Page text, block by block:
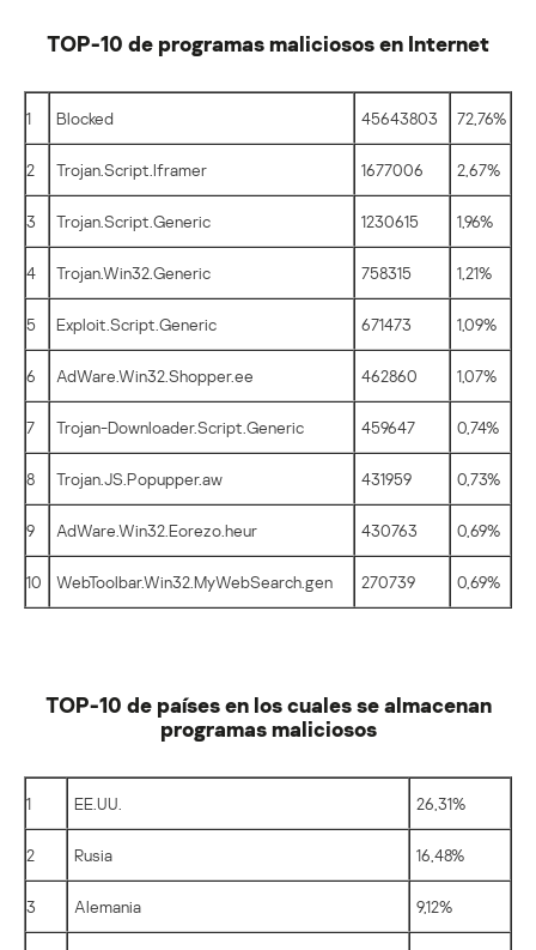
TOP-10 de programas maliciosos en Internet
1 Blocked 45643803 72,76%
2 Trojan.Script.Iframer 1677006 2,67%
3 Trojan.Script.Generic 1230615 1,96%
4 Trojan.Win32.Generic 758315 1,21%
5 Exploit.Script.Generic 671473 1,09%
6 AdWare.Win32.Shopper.ee 462860 1,07%
7 Trojan-Downloader.Script.Generic 459647 0,74%
8 Trojan.JS.Popupper.aw 431959 0,73%
9 AdWare.Win32.Eorezo.heur 430763 0,69%
10 WebToolbar.Win32.MyWebSearch.gen 270739 0,69%
TOP-10 de países en los cuales se almacenan
programas maliciosos
1 EE.UU. 26,31%
2 Rusia 16,48%
3 Alemania 9,12%